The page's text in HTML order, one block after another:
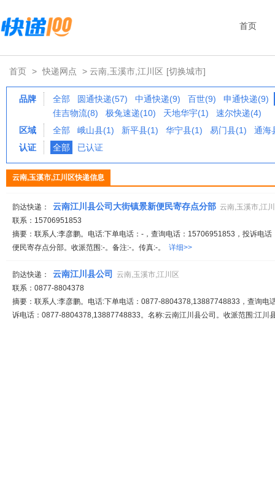
首页
首页 > 快递网点 > 云南,玉溪市,江川区 [切换城市]
品牌 全部 圆通快递(57) 中通快递(9) 百世(9)
申通快递(9)
佳吉物流(8)
极兔速递(10) 天地华宇(1)
速尔快递(4)
区域
全部 峨山县(1) 新平县(1) 华宁县(1) 易门县(1)
通海
认证
全部 已认证
云南,玉溪市,江川区快递信息
韵达快递： 云南江川县公司大街镇景新便民寄存点分部 云南,玉溪市,江
联系：15706951853
摘要：联系人:李彦鹏。电话:下单电话：-，查询电话：15706951853，投诉电
便民寄存点分部。收派范围:-。备注:-。传真:-。 详细>>
韵达快递： 云南江川县公司
云南,玉溪市,江川区
联系：0877-8804378
摘要：联系人:李彦鹏。电话:下单电话：0877-8804378,13887748833，查询
诉电话：0877-8804378,13887748833。名称:云南江川县公司。收派范围:江川